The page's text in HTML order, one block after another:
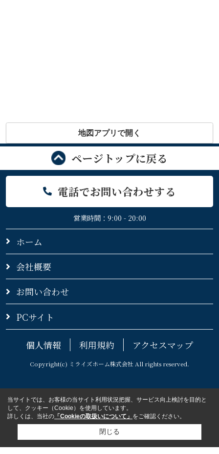
地図アプリで開く
ページトップに戻る
電話でお問い合わせする
営業時間：9:00 - 20:00
ホーム
会社概要
お問い合わせ
PCサイト
個人情報 利用規約 アクセスマップ
Copyright(c) ミライズホーム株式会社 All rights reserved.
当サイトでは、お客様の当サイト利用状況把握、サービス向上検討を目的と
して、クッキー（Cookie）を使用しています。
詳しくは、当社の 「Cookieの取扱いについて」 をご確認ください。
閉じる